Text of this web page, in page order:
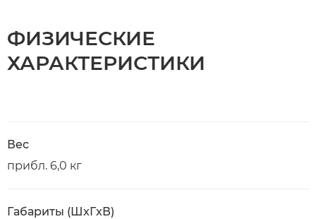
ФИЗИЧЕСКИЕ
ХАРАКТЕРИСТИКИ
Вес
прибл. 6,0 кг
Габариты (ШxГxВ)